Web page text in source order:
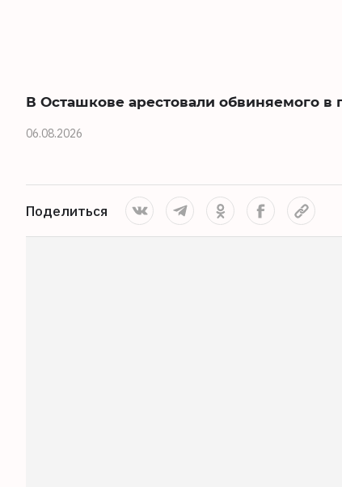
В Осташкове арестовали обвиняемого в
06.08.2026
Поделиться